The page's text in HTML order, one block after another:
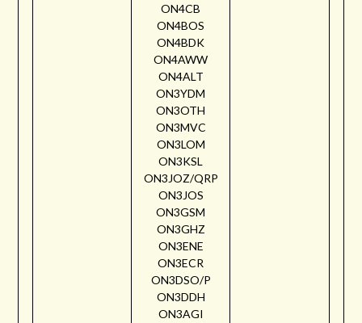
ON4CB
ON4BOS
ON4BDK
ON4AWW
ON4ALT
ON3YDM
ON3OTH
ON3MVC
ON3LOM
ON3KSL
ON3JOZ/QRP
ON3JOS
ON3GSM
ON3GHZ
ON3ENE
ON3ECR
ON3DSO/P
ON3DDH
ON3AGI